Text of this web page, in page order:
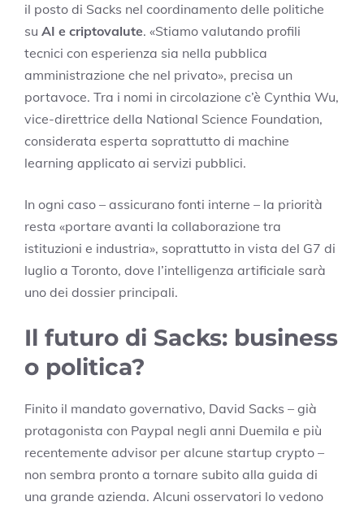
il posto di Sacks nel coordinamento delle politiche
su AI e criptovalute. «Stiamo valutando profili
tecnici con esperienza sia nella pubblica
amministrazione che nel privato», precisa un
portavoce. Tra i nomi in circolazione c’è Cynthia Wu,
vice-direttrice della National Science Foundation,
considerata esperta soprattutto di machine
learning applicato ai servizi pubblici.
In ogni caso – assicurano fonti interne – la priorità
resta «portare avanti la collaborazione tra
istituzioni e industria», soprattutto in vista del G7 di
luglio a Toronto, dove l’intelligenza artificiale sarà
uno dei dossier principali.
Il futuro di Sacks: business
o politica?
Finito il mandato governativo, David Sacks – già
protagonista con Paypal negli anni Duemila e più
recentemente advisor per alcune startup crypto –
non sembra pronto a tornare subito alla guida di
una grande azienda. Alcuni osservatori lo vedono